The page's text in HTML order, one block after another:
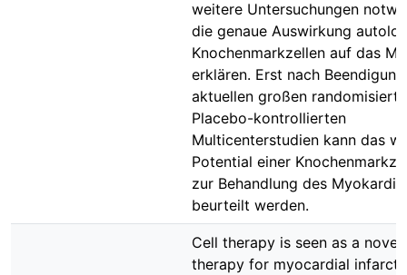
weitere Untersuchungen
die genaue Auswirkung
Knochenmarkzellen auf das
erklären. Erst nach
aktuellen großen
Placebo-kontrollierten
Multicenterstudien kann das
Potential einer
zur Behandlung des
beurteilt werden.
Cell therapy is seen as a
therapy for myocardial